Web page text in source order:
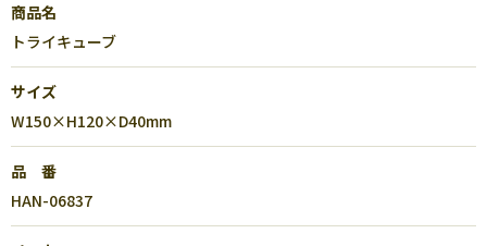
商品名
トライキューブ
サイズ
W150×H120×D40mm
品 番
HAN-06837